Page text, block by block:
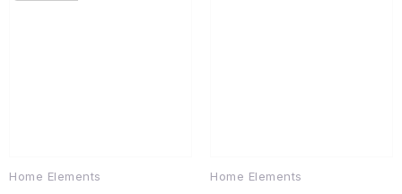
Home Elements Home Elements